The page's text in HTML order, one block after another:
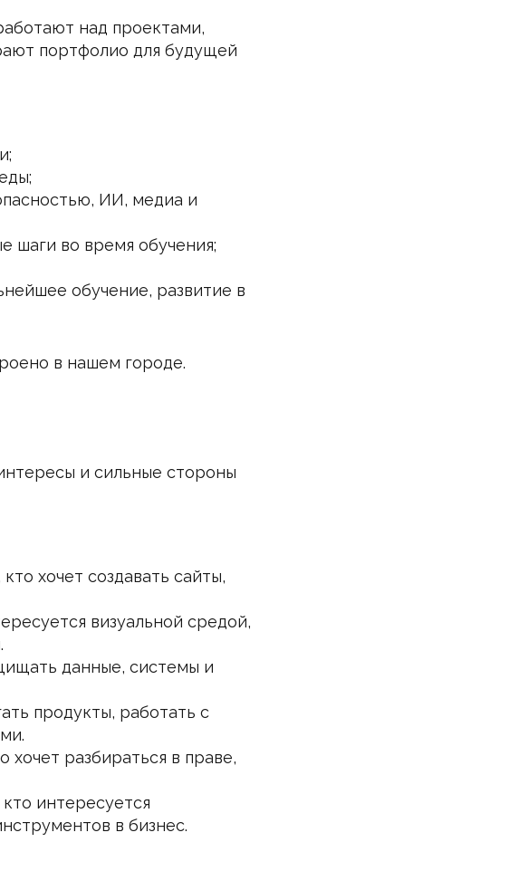
над проектами,
портфолио для будущей
ИИ, медиа и
шаги во время обучения;
обучение, развитие в
в нашем городе.
и сильные стороны
кто хочет создавать сайты,
визуальной средой,
данные, системы и
продукты, работать с
хочет разбираться в праве,
кто интересуется
в бизнес.